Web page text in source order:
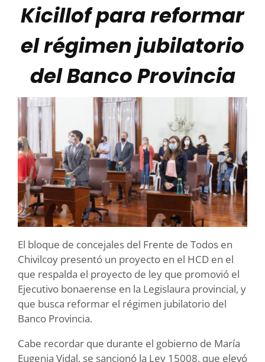
Kicillof para reformar
el régimen jubilatorio
del Banco Provincia
El bloque de concejales del Frente de Todos en
Chivilcoy presentó un proyecto en el HCD en el
que respalda el proyecto de ley que promovió el
Ejecutivo bonaerense en la Legislaura provincial, y
que busca reformar el régimen jubilatorio del
Banco Provincia.
Cabe recordar que durante el gobierno de María
Eugenia Vidal, se sancionó la Ley 15008, que elevó